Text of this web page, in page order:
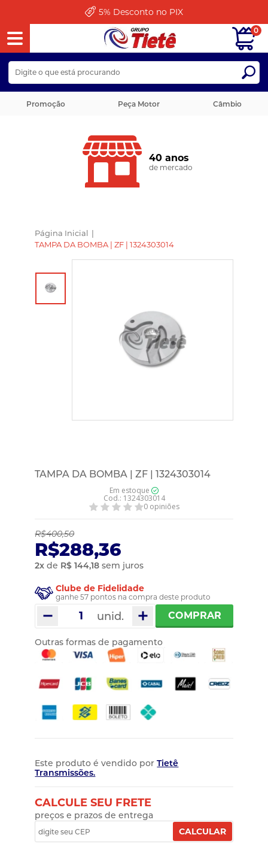
5% Desconto no PIX
Promoção Peça Motor Câmbio
0
40 anos
de mercado
Página Inicial |
TAMPA DA BOMBA | ZF | 1324303014
TAMPA DA BOMBA | ZF | 1324303014
Em estoque
Cod.: 1324303014
0 opiniões
R$400,50
R$288,36
2x de R$ 144,18 sem juros
Clube de Fidelidade
ganhe 57 pontos na compra deste produto
unid. COMPRAR
Outras formas de pagamento
Este produto é vendido porTietê
Transmissões.
CALCULE SEU FRETE
preços e prazos de entrega
CALCULAR